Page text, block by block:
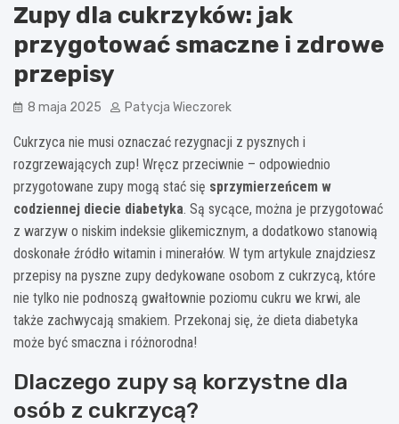
Zupy dla cukrzyków: jak
przygotować smaczne i zdrowe
przepisy
8 maja 2025 Patycja Wieczorek
Cukrzyca nie musi oznaczać rezygnacji z pysznych i
rozgrzewających zup! Wręcz przeciwnie – odpowiednio
przygotowane zupy mogą stać się sprzymierzeńcem w
codziennej diecie diabetyka. Są sycące, można je przygotować
z warzyw o niskim indeksie glikemicznym, a dodatkowo stanowią
doskonałe źródło witamin i minerałów. W tym artykule znajdziesz
przepisy na pyszne zupy dedykowane osobom z cukrzycą, które
nie tylko nie podnoszą gwałtownie poziomu cukru we krwi, ale
także zachwycają smakiem. Przekonaj się, że dieta diabetyka
może być smaczna i różnorodna!
Dlaczego zupy są korzystne dla
osób z cukrzycą?